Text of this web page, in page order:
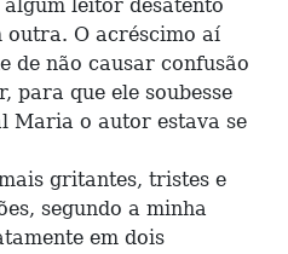
leitor desatento
outra. O acréscimo aí
de não causar confusão
para que ele soubesse
Maria o autor estava se
gritantes, tristes e
segundo a minha
em dois